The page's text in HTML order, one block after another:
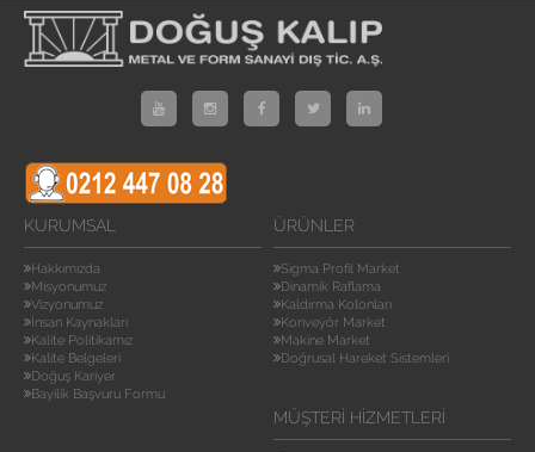
KURUMSAL
Hakkımızda
Misyonumuz
Vizyonumuz
İnsan Kaynakları
Kalite Politikamız
Kalite Belgeleri
Doğuş Kariyer
Bayilik Başvuru Formu
ÜRÜNLER
Sigma Profil Market
Dinamik Raflama
Kaldırma Kolonları
Konveyör Market
Makine Market
Doğrusal Hareket Sistemleri
MÜŞTERI HIZMETLERI